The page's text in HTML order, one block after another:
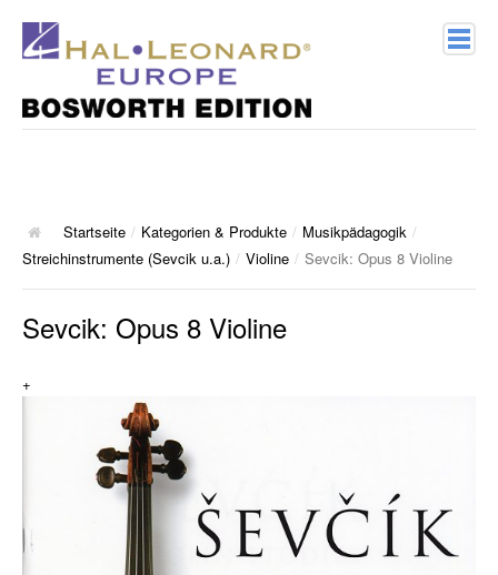
Geschichte
Kategorien & Produkte
10 Charthits
ACT Music
Die Toten Hosen
Startseite / Kategorien & Produkte / Musikpädagogik /
Streichinstrumente (Sevcik u.a.) / Violine / Sevcik: Opus 8 Violine
Sevcik: Opus 8 Violine
+